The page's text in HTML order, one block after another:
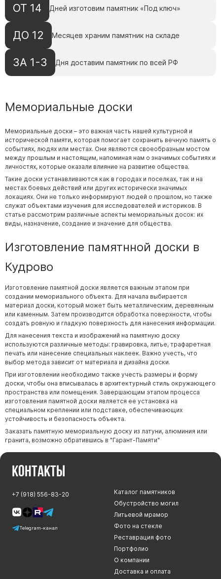
Памятники с лебедями
Хачкары
Памятники в форме скалы
Мемориальные доски
Буквы из латуни
Цоколь из гранита
Ограды из гранита
Ограды из чугуна
Столбы для ограды чугун
Ограды металл
Тротуарная плитка
Венки
Вазы из гранита
Скульптуры в полный рост
Скульптуры "Ангел" литиевые
Барельефы
Кресты
Голуби
Скорбящие
Цветы
ОТ 14 Дней изготовим памятник «Под ключ»
ДО 12 Месяцев храним памятник на складе
ЗА 1-3 Дня доставим памятник по всей РФ
Мемориальные доски
Мемориальные доски – это важная часть нашей культурной и
исторической памяти, которая помогает сохранить вечную память о
событиях, людях или местах. Они являются своеобразным мостом
между прошлым и настоящим, напоминая нам о значимых событиях и
личностях, которые оказали влияние на развитие общества.
Такие доски устанавливаются как в городах и поселках, так и на
местах боевых действий или других исторически значимых
локациях. Они не только информируют людей о прошлом, но также
служат объектами изучения для исследователей и историков. В
статье рассмотрим различные аспекты мемориальных досок: их
виды, назначение, создание и значение для общества.
Изготовление памятнной доски в
Кудрово
Изготовление памятной доски является важным этапом при
создании мемориального объекта. Для начала выбирается
материал доски, который может быть металлическим, деревянным
или каменным. Затем производится обработка поверхности, чтобы
создать ровную и гладкую поверхность для нанесения информации.
Для нанесения текста и изображений на памятную доску
используются различные методы: гравировка, литье, трафаретная
печать или нанесение специальных наклеек. Важно учесть, что
выбор метода зависит от материала и дизайна доски.
При изготовлении необходимо также учесть размеры и форму
доски, чтобы она вписывалась в архитектурный стиль окружающего
пространства или помещения. Завершающим этапом процесса
изготовления памятной доски является ее установка на
специальном креплении или подставке, обеспечивающих
устойчивость и безопасность объекта.
Заказать памятную мемориальную доску из латуни, алюминия или
гранита, возможно обратившись в "Гарант-Памяти"
Контакты
+7 (918) 556-83-20
Telegram-канал
Каталог памятников
Обустройство могил
Литьевой мрамор
Фото на стекле
Реставрация фото
Портфолио
О компании
Доставка и оплата